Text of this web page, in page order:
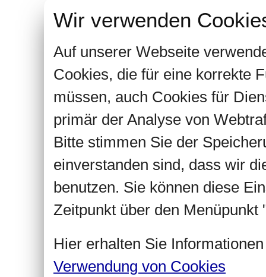
Wir verwenden
Auf unserer Webseite
Cookies, die für eine korrekte
müssen, auch Cookies für
primär der Analyse von
Bitte stimmen Sie der
einverstanden sind, dass wir
benutzen. Sie können diese
Zeitpunkt über den Menüpunkt
Hier erhalten Sie
Verwendung von Cookies